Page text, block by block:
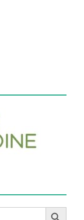
Search Button